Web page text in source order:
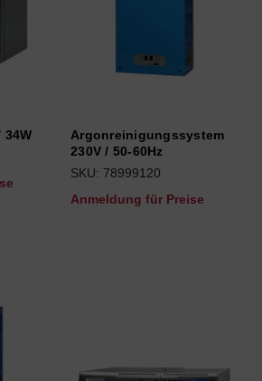
34W
Argonreinigungssystem
230V / 50-60Hz
SKU: 78999120
Anmeldung für Preise